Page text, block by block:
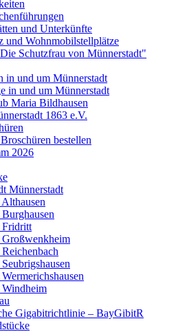
und Unterkünfte
und Wohnmobilstellplätze
Schutzfrau von Münnerstadt"
in und um Münnerstadt
in und um Münnerstadt
Maria Bildhausen
1863 e.V.
bestellen
2026
Münnerstadt
Fridritt
Großwenkheim
Windheim
Gigabitrichtlinie – BayGibitR